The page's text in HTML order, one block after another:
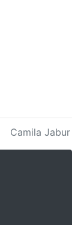
Camila Jabur